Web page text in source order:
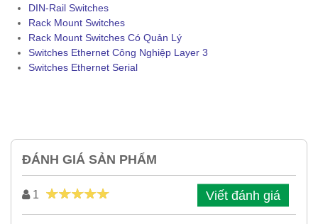
DIN-Rail Switches
Rack Mount Switches
Rack Mount Switches Có Quản Lý
Switches Ethernet Công Nghiệp Layer 3
Switches Ethernet Serial
ĐÁNH GIÁ SẢN PHẨM
1 Viết đánh giá